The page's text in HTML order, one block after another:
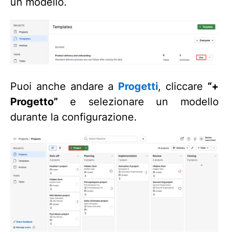
Puoi anche andare a Progetti, cliccare “+
Progetto” e selezionare un modello
durante la configurazione.